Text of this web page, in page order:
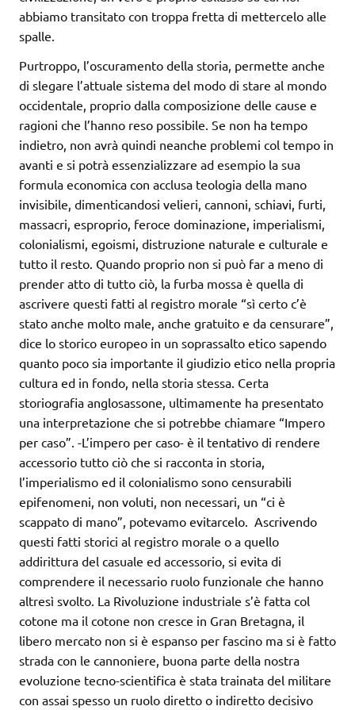
abbiamo transitato con troppa fretta di mettercelo alle
spalle.
Purtroppo, l’oscuramento della storia, permette anche
di slegare l’attuale sistema del modo di stare al mondo
occidentale, proprio dalla composizione delle cause e
ragioni che l’hanno reso possibile. Se non ha tempo
indietro, non avrà quindi neanche problemi col tempo in
avanti e si potrà essenzializzare ad esempio la sua
formula economica con acclusa teologia della mano
invisibile, dimenticandosi velieri, cannoni, schiavi, furti,
massacri, esproprio, feroce dominazione, imperialismi,
colonialismi, egoismi, distruzione naturale e culturale e
tutto il resto. Quando proprio non si può far a meno di
prender atto di tutto ciò, la furba mossa è quella di
ascrivere questi fatti al registro morale “sì certo c’è
stato anche molto male, anche gratuito e da censurare”,
dice lo storico europeo in un soprassalto etico sapendo
quanto poco sia importante il giudizio etico nella propria
cultura ed in fondo, nella storia stessa. Certa
storiografia anglosassone, ultimamente ha presentato
una interpretazione che si potrebbe chiamare “Impero
per caso”. -L’impero per caso- è il tentativo di rendere
accessorio tutto ciò che si racconta in storia,
l’imperialismo ed il colonialismo sono censurabili
epifenomeni, non voluti, non necessari, un “ci è
scappato di mano”, potevamo evitarcelo. Ascrivendo
questi fatti storici al registro morale o a quello
addirittura del casuale ed accessorio, si evita di
comprendere il necessario ruolo funzionale che hanno
altresì svolto. La Rivoluzione industriale s’è fatta col
cotone ma il cotone non cresce in Gran Bretagna, il
libero mercato non si è espanso per fascino ma si è fatto
strada con le cannoniere, buona parte della nostra
evoluzione tecno-scientifica è stata trainata del militare
con assai spesso un ruolo diretto o indiretto decisivo